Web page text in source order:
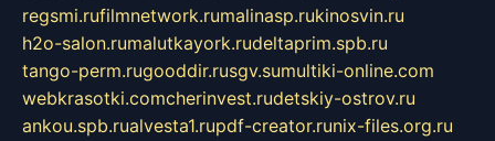
regsmi.rufilmnetwork.rumalinasp.rukinosvin.ru
h2o-salon.rumalutkayork.rudeltaprim.spb.ru
tango-perm.rugooddir.rusgv.sumultiki-online.com
webkrasotki.comcherinvest.rudetskiy-ostrov.ru
ankou.spb.rualvesta1.rupdf-creator.runix-files.org.ru